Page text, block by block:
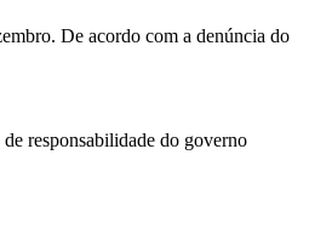
De acordo com a denúncia do
responsabilidade do governo